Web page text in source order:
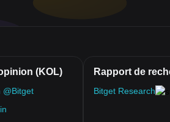
(KOL)
@Bitget
Rapport de
Bitget Research